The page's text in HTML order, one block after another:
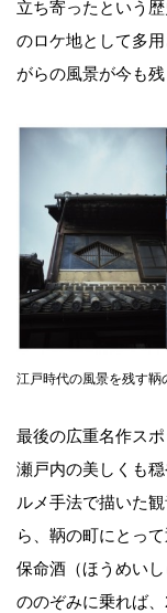
立ち寄ったという
のロケ地として多
がらの風景が今も残
江戸時代の風景を残す鞆
最後の広重名作ス
瀬戸内の美しくも
ルメ手法で描いた
ら、鞆の町にとっ
保命酒（ほうめい
ののぞみに乗れば、